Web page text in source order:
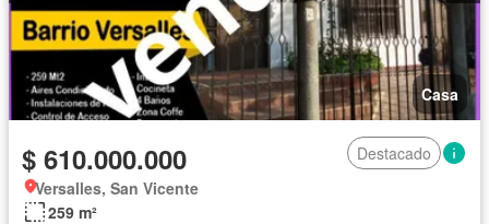
Casa
$ 610.000.000
Destacado
Versalles, San Vicente
259 m²